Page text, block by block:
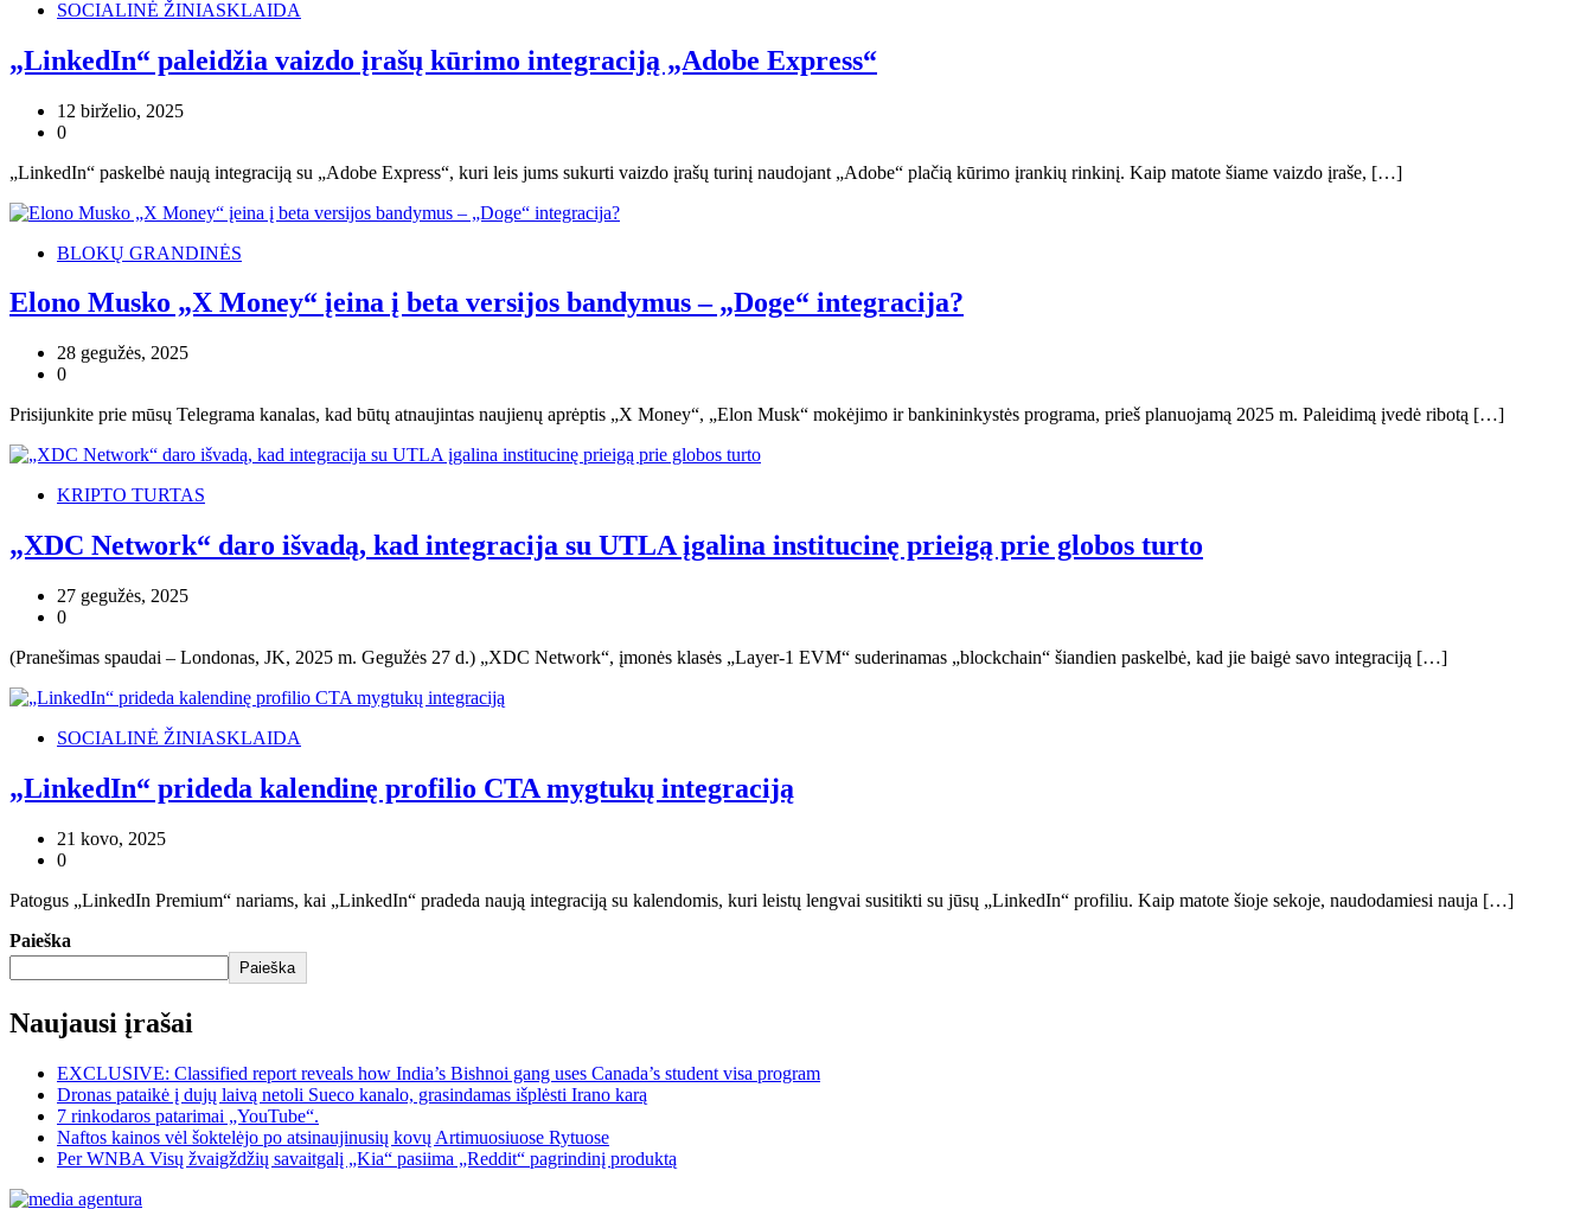
SOCIALINĖ ŽINIASKLAIDA
„LinkedIn“ paleidžia vaizdo įrašų kūrimo integraciją „Adobe Express“
12 birželio, 2025
0
„LinkedIn“ paskelbė naują integraciją su „Adobe Express“, kuri leis jums sukurti vaizdo įrašų turinį naudojant „Adobe“ plačią kūrimo įrankių rinkinį. Kaip matote šiame vaizdo įraše, […]
BLOKŲ GRANDINĖS
Elono Musko „X Money“ įeina į beta versijos bandymus – „Doge“ integracija?
28 gegužės, 2025
0
Prisijunkite prie mūsų Telegrama kanalas, kad būtų atnaujintas naujienų aprėptis „X Money“, „Elon Musk“ mokėjimo ir bankininkystės programa, prieš planuojamą 2025 m. Paleidimą įvedė ribotą […]
KRIPTO TURTAS
„XDC Network“ daro išvadą, kad integracija su UTLA įgalina institucinę prieigą prie globos turto
27 gegužės, 2025
0
(Pranešimas spaudai – Londonas, JK, 2025 m. Gegužės 27 d.) „XDC Network“, įmonės klasės „Layer-1 EVM“ suderinamas „blockchain“ šiandien paskelbė, kad jie baigė savo integraciją […]
SOCIALINĖ ŽINIASKLAIDA
„LinkedIn“ prideda kalendinę profilio CTA mygtukų integraciją
21 kovo, 2025
0
Patogus „LinkedIn Premium“ nariams, kai „LinkedIn“ pradeda naują integraciją su kalendomis, kuri leistų lengvai susitikti su jūsų „LinkedIn“ profiliu. Kaip matote šioje sekoje, naudodamiesi nauja […]
Paieška
Paieška
Naujausi įrašai
EXCLUSIVE: Classified report reveals how India’s Bishnoi gang uses Canada’s student visa program
Dronas pataikė į dujų laivą netoli Sueco kanalo, grasindamas išplėsti Irano karą
7 rinkodaros patarimai „YouTube“.
Naftos kainos vėl šoktelėjo po atsinaujinusių kovų Artimuosiuose Rytuose
Per WNBA Visų žvaigždžių savaitgalį „Kia“ pasiima „Reddit“ pagrindinį produktą